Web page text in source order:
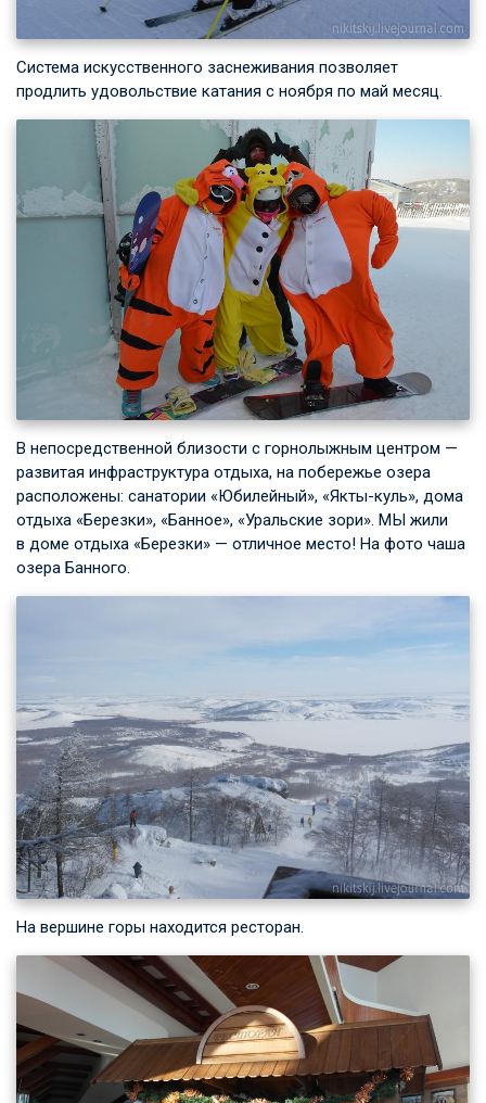
Система искусственного заснеживания позволяет
продлить удовольствие катания с ноября по май месяц.
В непосредственной близости с горнолыжным центром —
развитая инфраструктура отдыха, на побережье озера
расположены: санатории «Юбилейный», «Якты-куль», дома
отдыха «Березки», «Банное», «Уральские зори». МЫ жили
в доме отдыха «Березки» — отличное место! На фото чаша
озера Банного.
На вершине горы находится ресторан.